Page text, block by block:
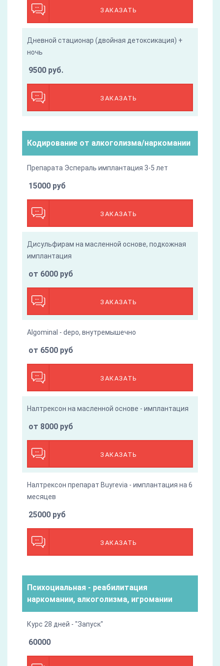
ЗАКАЗАТЬ
Дневной стационар (двойная детоксикация) +
ночь
ЗАКАЗАТЬ
9500 руб.
Кодирование от алкоголизма/наркомании
Препарата Эспераль имплантация 3-5 лет
ЗАКАЗАТЬ
15000 руб
Дисульфирам на масленной основе, подкожная
имплантация
ЗАКАЗАТЬ
от 6000 руб
Algominal - depo, внутремышечно
ЗАКАЗАТЬ
от 6500 руб
Налтрексон на масленной основе - имплантация
ЗАКАЗАТЬ
от 8000 руб
Налтрексон препарат Buyrevia - имплантация на 6
месяцев
ЗАКАЗАТЬ
25000 руб
Психоциальная - реабилитация
наркомании, алкоголизма, игромании
Курс 28 дней - "Запуск"
60000